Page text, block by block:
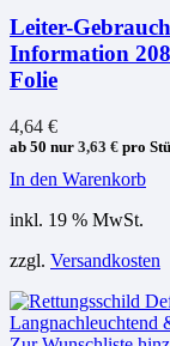
Leiter-
Information
Folie
4,64 €
ab 50 nur 3,63 € pro
In den Warenkorb
inkl. 19 % MwSt.
zzgl. Versandkosten